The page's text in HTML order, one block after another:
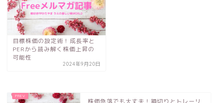
目標株価の設定術！成長率と
PERから読み解く株価上昇の
可能性
2024年9月20日
株価急落でも大丈夫！損切りとトレーリ